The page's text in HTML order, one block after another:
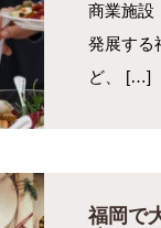
商業施設
発展する
ど、 […]
福岡で